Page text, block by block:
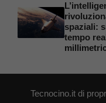
spaziali:
tempo
Tecnocino.it di